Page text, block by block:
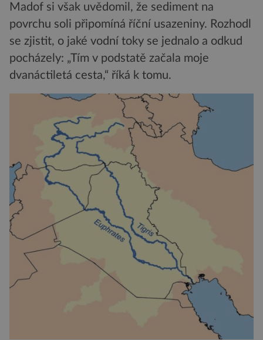
Madof si však uvědomil, že sediment na
povrchu soli připomíná říční usazeniny. Rozhodl
se zjistit, o jaké vodní toky se jednalo a odkud
pocházely: „Tím v podstatě začala moje
dvanáctiletá cesta,“ říká k tomu.